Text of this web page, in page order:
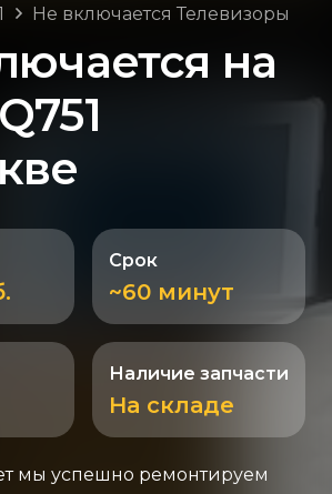
Не включается Телевизоры
на
Срок
~60 минут
Наличие запчасти
На складе
мы успешно ремонтируем